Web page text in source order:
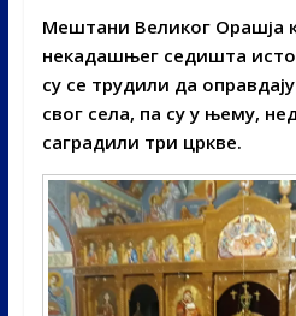
Мештани Великог Орашја
некадашњег седишта
су се трудили да
свог села, па су у њему,
саградили три цркве.